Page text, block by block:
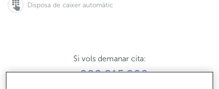
Disposa de caixer automàtic
Si vols demanar cita:
900 815 200